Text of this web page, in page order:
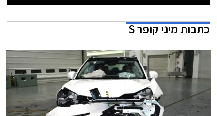
כתבותמיני קופר S